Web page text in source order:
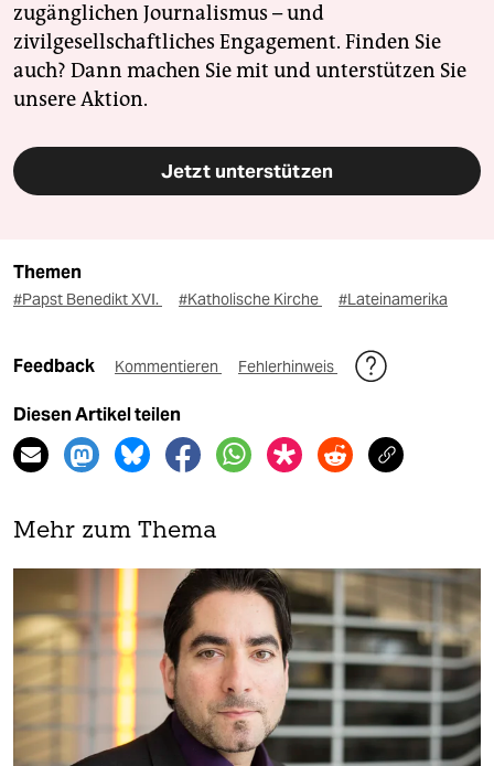
zugänglichen Journalismus – und
zivilgesellschaftliches Engagement. Finden Sie
auch? Dann machen Sie mit und unterstützen Sie
unsere Aktion.
Jetzt unterstützen
Themen
#Papst Benedikt XVI. #Katholische Kirche #Lateinamerika
Feedback Kommentieren Fehlerhinweis
Diesen Artikel teilen
Mehr zum Thema